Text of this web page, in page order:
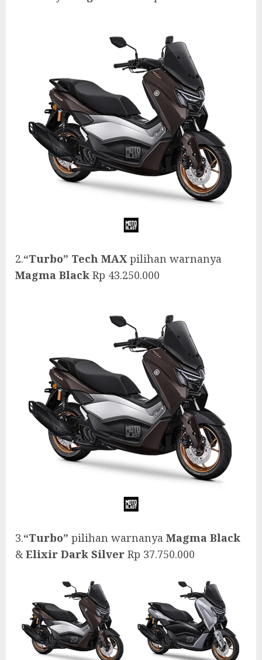
2.“Turbo” Tech MAX pilihan warnanya
Magma Black Rp 43.250.000
3.“Turbo” pilihan warnanya Magma Black
& Elixir Dark Silver Rp 37.750.000